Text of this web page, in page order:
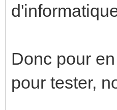
Donc pour
pour tester,